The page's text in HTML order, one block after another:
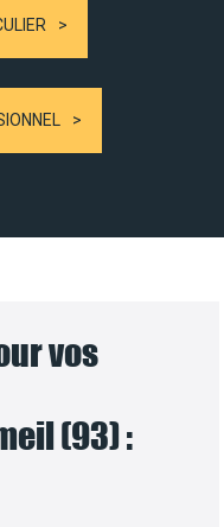
vos
(93) :